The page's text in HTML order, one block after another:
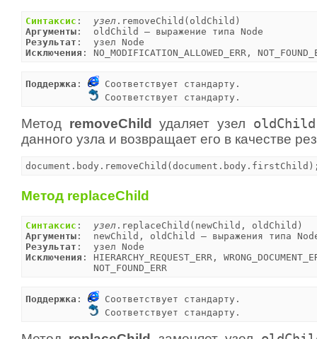
Синтаксис : узел
Аргументы
Результат
Исключения : NO_MODIFICATION_ALLOWED_ERR,
Поддержка :
Соответствует стандарту.
Соответствует стандарту.
Метод removeChild удаляет узел oldChild
данного узла и возвращает его в качестве
Метод replaceChild
Синтаксис : узел
Аргументы
Результат
Исключения : HIERARCHY_REQUEST_ERR,
            NOT_FOUND_ERR
Поддержка :
Соответствует стандарту.
Соответствует стандарту.